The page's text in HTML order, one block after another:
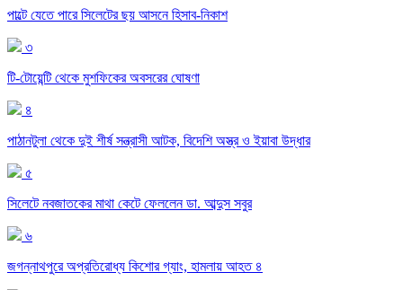
পাল্টে যেতে পারে সিলেটের ছয় আসনে হিসাব-নিকাশ
৩
টি-টোয়েন্টি থেকে মুশফিকের অবসরের ঘোষণা
৪
পাঠানটুলা থেকে দুই শীর্ষ সন্ত্রাসী আটক, বিদেশি অস্ত্র ও ইয়াবা উদ্ধার
৫
সিলেটে নবজাতকের মাথা কেটে ফেললেন ডা. আব্দুস সবুর
৬
জগন্নাথপুরে অপ্রতিরোধ্য কিশোর গ্যাং, হামলায় আহত ৪